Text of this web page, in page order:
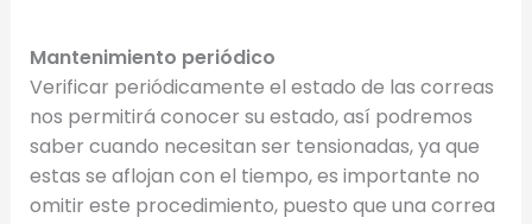
Mantenimiento periódico
Verificar periódicamente el estado de las correas
nos permitirá conocer su estado, así podremos
saber cuando necesitan ser tensionadas, ya que
estas se aflojan con el tiempo, es importante no
omitir este procedimiento, puesto que una correa